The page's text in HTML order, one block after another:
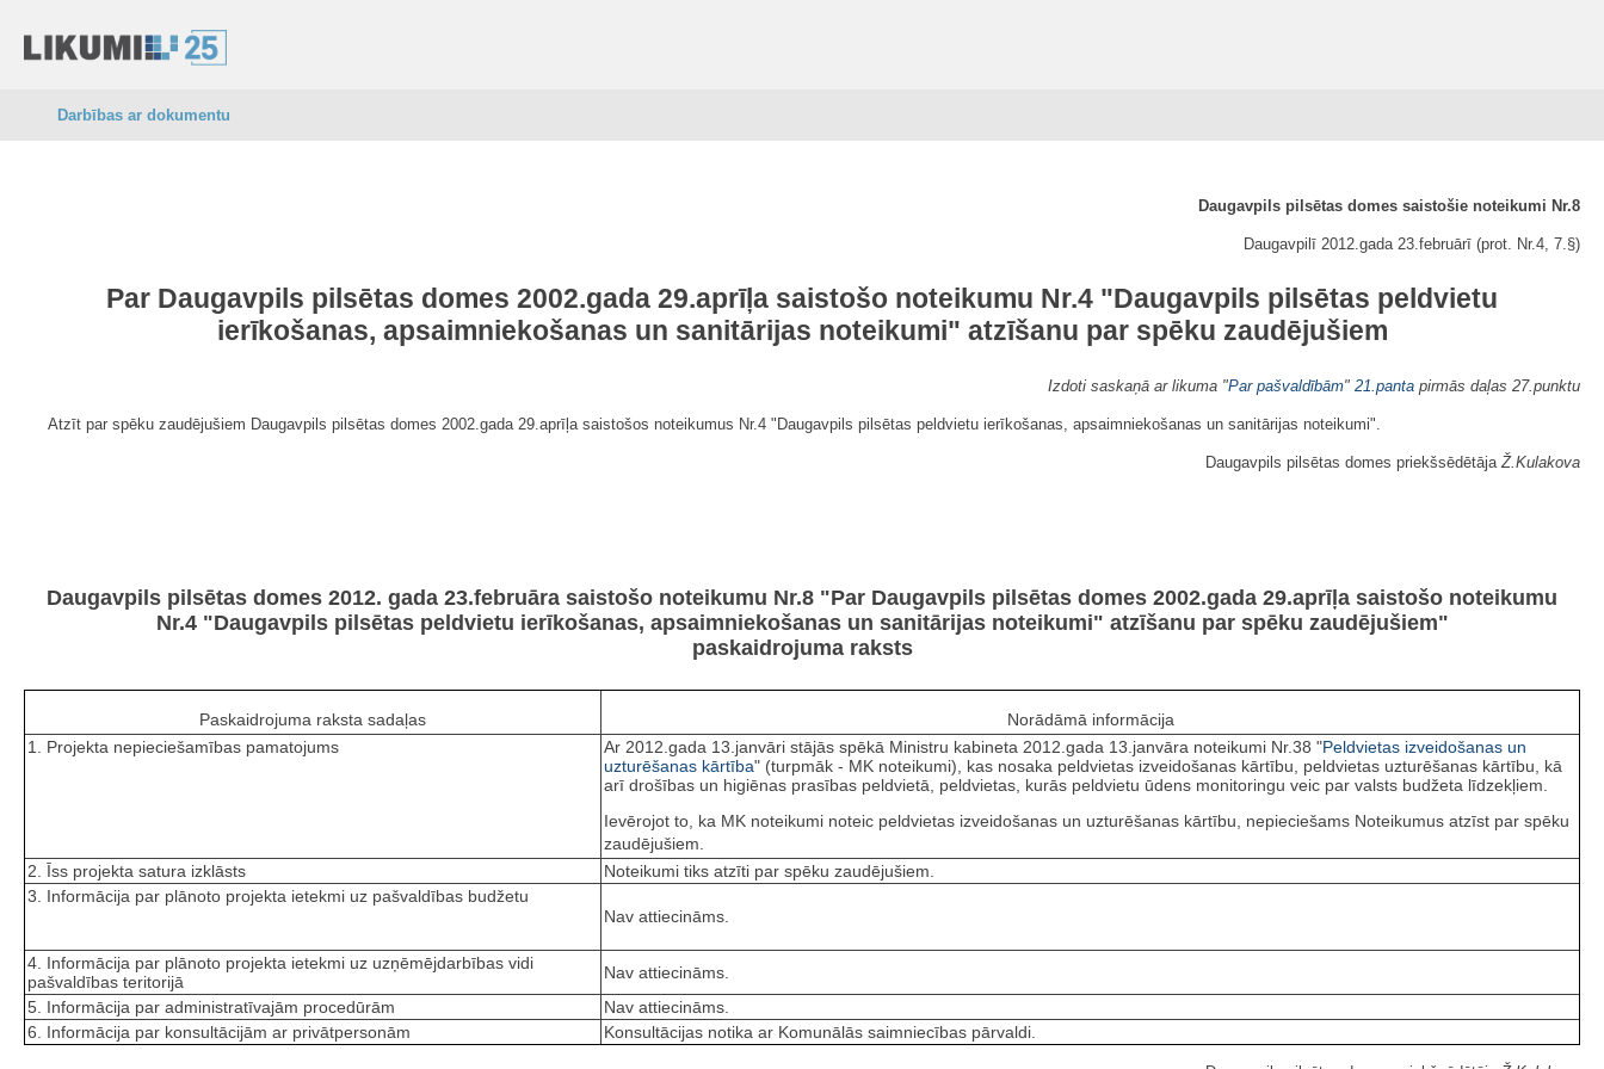
Darbības ar dokumentu
Daugavpils pilsētas domes saistošie noteikumi Nr.8
Daugavpilī 2012.gada 23.februārī (prot. Nr.4, 7.§)
Par Daugavpils pilsētas domes 2002.gada 29.aprīļa saistošo noteikumu Nr.4 "Daugavpils pilsētas peldvietu
ierīkošanas, apsaimniekošanas un sanitārijas noteikumi" atzīšanu par spēku zaudējušiem
Izdoti saskaņā ar likuma "Par pašvaldībām" 21.panta pirmās daļas 27.punktu
Atzīt par spēku zaudējušiem Daugavpils pilsētas domes 2002.gada 29.aprīļa saistošos noteikumus Nr.4 "Daugavpils pilsētas peldvietu ierīkošanas, apsaimniekošanas un sanitārijas noteikumi".
Daugavpils pilsētas domes priekšsēdētājaŽ.Kulakova
Daugavpils pilsētas domes 2012. gada 23.februāra saistošo noteikumu Nr.8 "Par Daugavpils pilsētas domes 2002.gada 29.aprīļa saistošo noteikumu
Nr.4 "Daugavpils pilsētas peldvietu ierīkošanas, apsaimniekošanas un sanitārijas noteikumi" atzīšanu par spēku zaudējušiem"
paskaidrojuma raksts
Paskaidrojuma raksta sadaļas
Norādāmā informācija
1. Projekta nepieciešamības pamatojums
Ar 2012.gada 13.janvāri stājās spēkā Ministru kabineta 2012.gada 13.janvāra noteikumi Nr.38 "Peldvietas izveidošanas un
uzturēšanas kārtība" (turpmāk - MK noteikumi), kas nosaka peldvietas izveidošanas kārtību, peldvietas uzturēšanas kārtību, kā
arī drošības un higiēnas prasības peldvietā, peldvietas, kurās peldvietu ūdens monitoringu veic par valsts budžeta līdzekļiem.
Ievērojot to, ka MK noteikumi noteic peldvietas izveidošanas un uzturēšanas kārtību, nepieciešams Noteikumus atzīst par spēku
zaudējušiem.
2. Īss projekta satura izklāsts
Noteikumi tiks atzīti par spēku zaudējušiem.
3. Informācija par plānoto projekta ietekmi uz pašvaldības budžetu
Nav attiecināms.
4. Informācija par plānoto projekta ietekmi uz uzņēmējdarbības vidi
pašvaldības teritorijā
Nav attiecināms.
5. Informācija par administratīvajām procedūrām
Nav attiecināms.
6. Informācija par konsultācijām ar privātpersonām
Konsultācijas notika ar Komunālās saimniecības pārvaldi.